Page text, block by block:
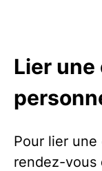
Lier une
Pour lier une
rendez-vous